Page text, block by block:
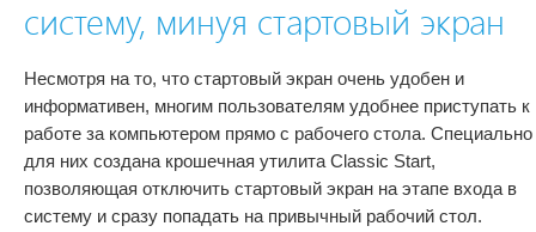
систему, минуя стартовый экран
Несмотря на то, что стартовый экран очень удобен и
информативен, многим пользователям удобнее приступать к
работе за компьютером прямо с рабочего стола. Специально
для них создана крошечная утилита Classic Start,
позволяющая отключить стартовый экран на этапе входа в
систему и сразу попадать на привычный рабочий стол.